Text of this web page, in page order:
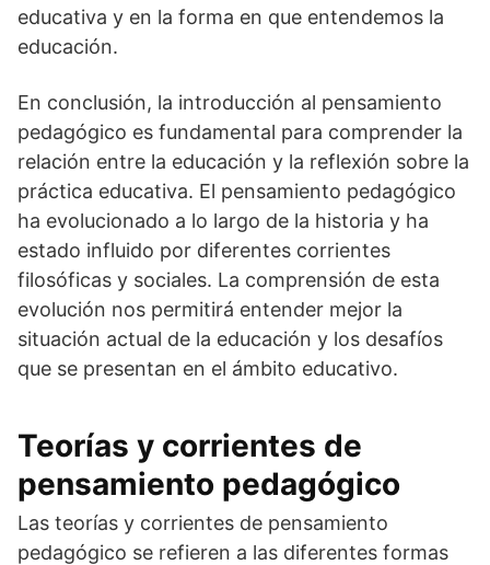
educativa y en la forma en que entendemos la
educación.
En conclusión, la introducción al pensamiento
pedagógico es fundamental para comprender la
relación entre la educación y la reflexión sobre la
práctica educativa. El pensamiento pedagógico
ha evolucionado a lo largo de la historia y ha
estado influido por diferentes corrientes
filosóficas y sociales. La comprensión de esta
evolución nos permitirá entender mejor la
situación actual de la educación y los desafíos
que se presentan en el ámbito educativo.
Teorías y corrientes de
pensamiento pedagógico
Las teorías y corrientes de pensamiento
pedagógico se refieren a las diferentes formas